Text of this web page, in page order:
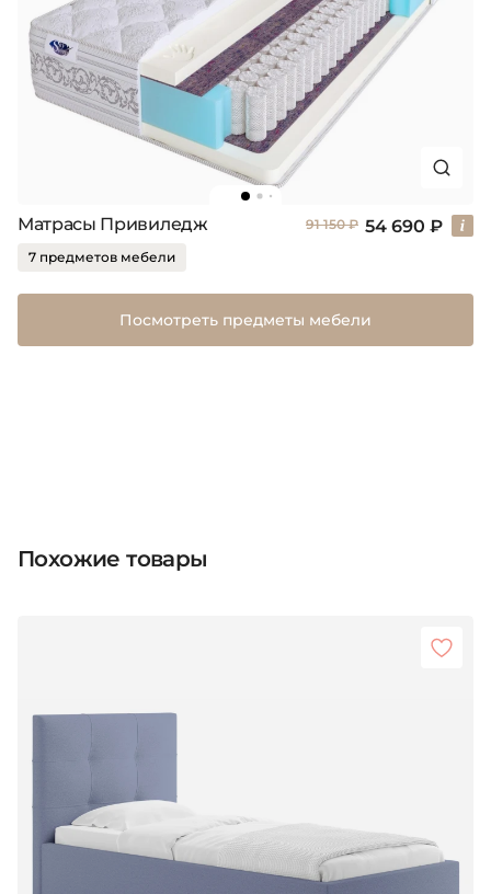
Матрасы Привиледж 91 150 ₽ 54 690 ₽
7 предметов мебели
Посмотреть предметы мебели
Похожие товары